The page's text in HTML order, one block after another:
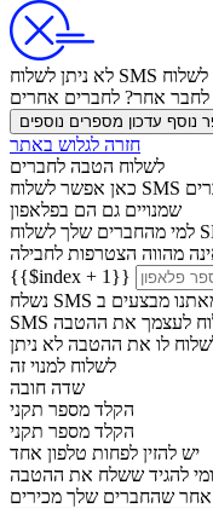
לחבר אחר?
נוסף עדכון מספרים נוספים
חזרה לגלוש באתר
לשלוח הטבה לחברים
כאן אפשר לשלוח SMS עם הטבה לקניית חבילה במחיר מיוחד לחברים
שמנויים גם הם בפלאפון
{{$index + 1}}
מבצעים ב
SMS לעצמך את ההטבה
לו את ההטבה לא ניתן
לשלוח למנוי זה
שדה חובה
הקלד מספר תקני
הקלד מספר תקני
יש להזין לפחות טלפון אחד
שהחברים שלך מכירים